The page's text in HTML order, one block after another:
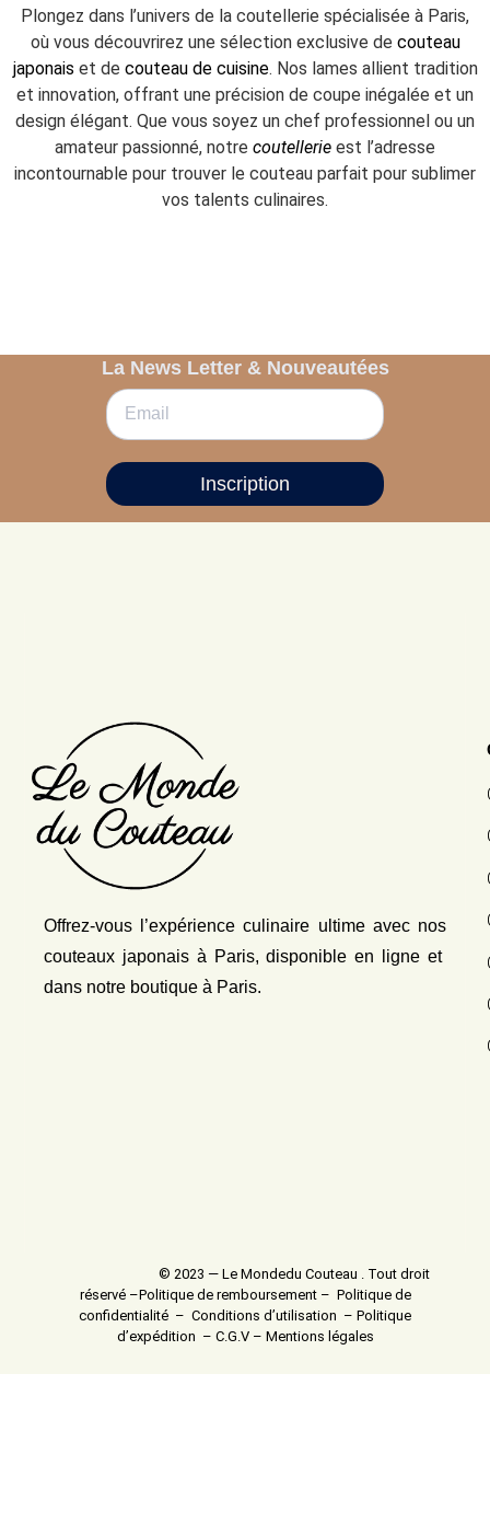
Plongez dans l’univers de la coutellerie spécialisée à Paris,
où vous découvrirez une sélection exclusive de couteau
japonais et de couteau de cuisine. Nos lames allient tradition
et innovation, offrant une précision de coupe inégalée et un
design élégant. Que vous soyez un chef professionnel ou un
amateur passionné, notre coutellerie est l’adresse
incontournable pour trouver le couteau parfait pour sublimer
vos talents culinaires.
La News Letter & Nouveautées
Inscription
Offrez-vous l’expérience culinaire ultime avec nos
couteaux japonais à Paris, disponible en ligne et
dans notre boutique à Paris.
© 2023 — Le Mondedu Couteau . Tout droit
réservé –Politique de remboursement – Politique de
confidentialité – Conditions d’utilisation – Politique
d’expédition – C.G.V– Mentions légales